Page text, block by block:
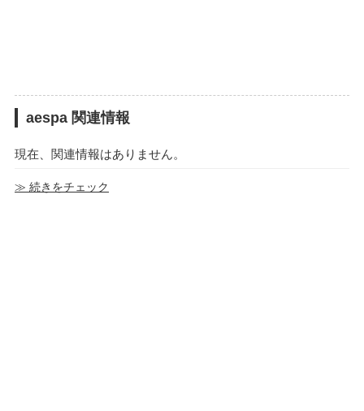
aespa 関連情報
現在、関連情報はありません。
≫ 続きをチェック